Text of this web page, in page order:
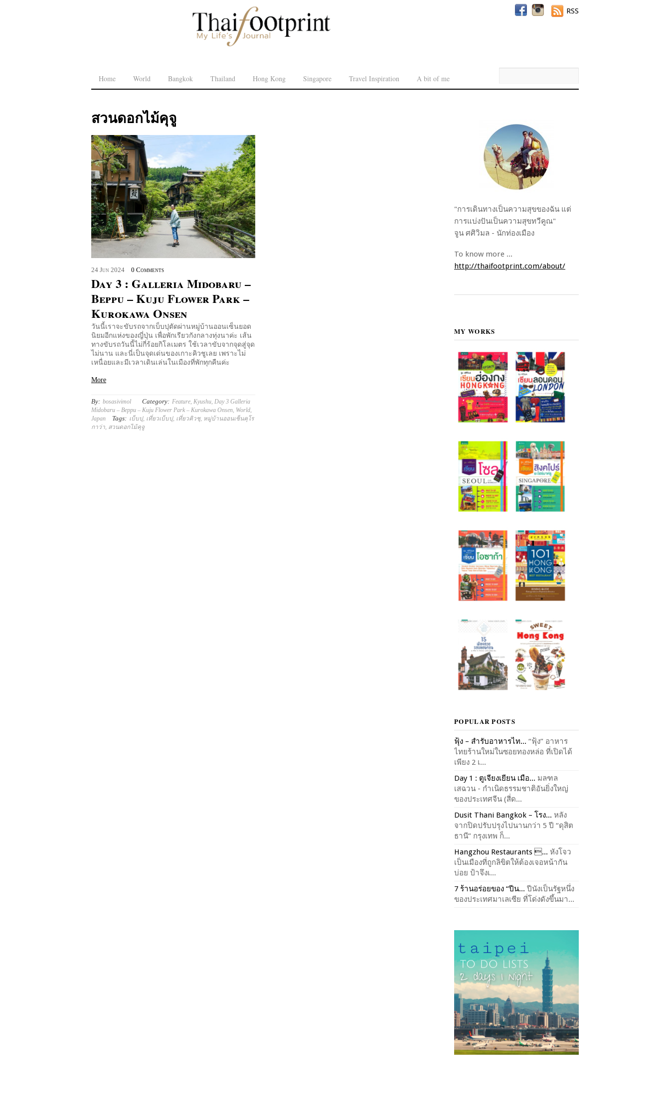
Home World Bangkok Thailand Hong Kong Singapore Travel Inspiration A bit of me
RSS
สวนดอกไม้คุจู
24 Jun 2024 0 Comments
Day 3 : Galleria Midobaru –
Beppu – Kuju Flower Park –
Kurokawa Onsen
วันนี้เราจะขับรถจากเบ็บปุตัดผ่านหมู่บ้านออนเซ็นยอด
นิยมอีกแห่งของญี่ปุ่น เพื่อพักเรียวกังกลางทุ่งนาค่ะ เส้น
ทางขับรถวันนี้ไม่กี่ร้อยกิโลเมตร ใช้เวลาขับจากจุดสู่จุด
ไม่นาน และนี่เป็นจุดเด่นของเกาะคิวชูเลย เพราะไม่
เหนื่อยและมีเวลาเดินเล่นในเมืองที่พักทุกคืนค่ะ
More
By: bosasivimol Category: Feature Kyushu Day 3 Galleria
Midobaru – Beppu – Kuju Flower Park – Kurokawa Onsen World
Japan
Tags: เบ็บปุ, เที่ยวเบ็บปุ, เที่ยวคิวชุ, หมู่บ้านออนเซ็นคุโร
กาว่า สวนดอกไม้คุจู
"การเดินทางเป็นความสุขของฉัน แต่
การแบ่งปันเป็นความสุขทวีคูณ"
จูน ศศิวิมล - นักท่องเมือง
To know more ...
http://thaifootprint.com/about/
MY WORKS
POPULAR POSTS
ฟุ้ง – สำรับอาหารไท... “ฟุ้ง” อาหาร
ไทยร้านใหม่ในซอยทองหล่อ ที่เปิดได้
เพียง 2 เ...
Day 1 : ตูเจียงเยียน เมือ... มลฑล
เสฉวน - กำเนิดธรรมชาติอันยิ่งใหญ่
ของประเทศจีน (สี่ด...
Dusit Thani Bangkok – โรง... หลัง
จากปิดปรับปรุงไปนานกว่า 5 ปี “ดุสิต
ธานี” กรุงเทพ ก็...
Hangzhou Restaurants ... หังโจว
เป็นเมืองที่ถูกลิขิตให้ต้องเจอหน้ากัน
บ่อย ป้าจึงเ...
7 ร้านอร่อยของ “ปีน... ปีนังเป็นรัฐหนึ่ง
ของประเทศมาเลเซีย ที่โด่งดังขึ้นมา...